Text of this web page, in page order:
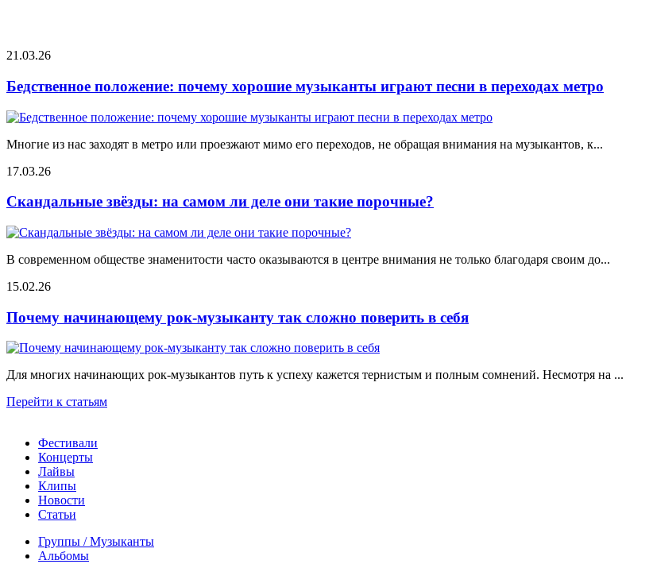
21.03.26
Бедственное положение: почему хорошие музыканты играют песни в переходах метро
Многие из нас заходят в метро или проезжают мимо его переходов, не обращая внимания на музыкантов, к...
17.03.26
Скандальные звёзды: на самом ли деле они такие порочные?
В современном обществе знаменитости часто оказываются в центре внимания не только благодаря своим до...
15.02.26
Почему начинающему рок-музыканту так сложно поверить в себя
Для многих начинающих рок-музыкантов путь к успеху кажется тернистым и полным сомнений. Несмотря на ...
Перейти к статьям
Фестивали
Концерты
Лайвы
Клипы
Новости
Статьи
Группы / Музыканты
Альбомы